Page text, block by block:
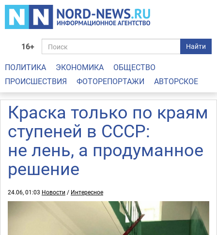
16+ Найти
ПОЛИТИКА ЭКОНОМИКА
ОБЩЕСТВО
ПРОИСШЕСТВИЯ
ФОТОРЕПОРТАЖИ АВТОРСКОЕ
Краска только по краям
ступеней в СССР:
не лень, а продуманное
решение
24.06, 01:03 Новости / Интересное